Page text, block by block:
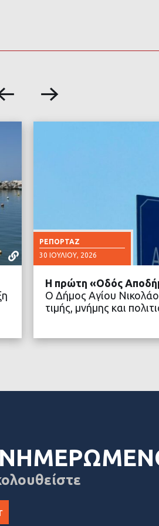
ΡΕΠΟΡΤΆΖ
30 ΙΟΥΛΊΟΥ, 2026
Η πρώτη «Οδός
Ο Δήμος Αγίου
τιμής, μνήμης και